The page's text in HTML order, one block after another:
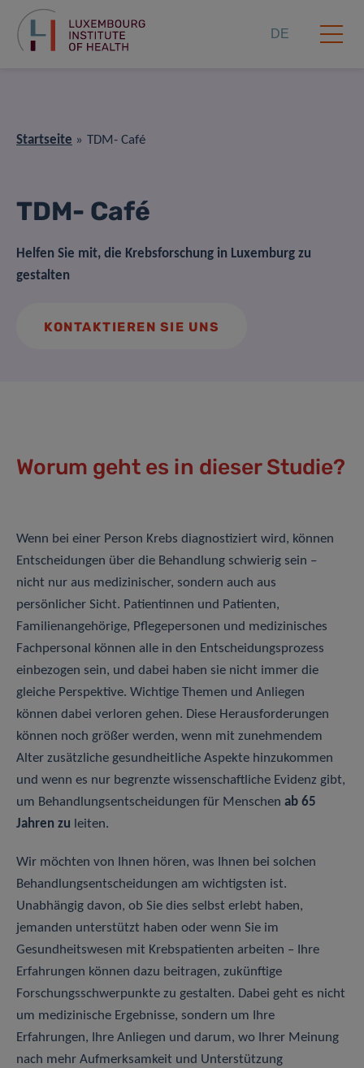
DE
Startseite TDM- Café
TDM- Café
Helfen Sie mit, die Krebsforschung in Luxemburg zu
gestalten
KONTAKTIEREN SIE UNS
Worum geht es in dieser Studie?
Wenn bei einer Person Krebs diagnostiziert wird, können
Entscheidungen über die Behandlung schwierig sein –
nicht nur aus medizinischer, sondern auch aus
persönlicher Sicht. Patientinnen und Patienten,
Familienangehörige, Pflegepersonen und medizinisches
Fachpersonal können alle in den Entscheidungsprozess
einbezogen sein, und dabei haben sie nicht immer die
gleiche Perspektive. Wichtige Themen und Anliegen
können dabei verloren gehen. Diese Herausforderungen
können noch größer werden, wenn mit zunehmendem
Alter zusätzliche gesundheitliche Aspekte hinzukommen
und wenn es nur begrenzte wissenschaftliche Evidenz gibt,
um Behandlungsentscheidungen für Menschen ab 65
Jahren zu leiten.
Wir möchten von Ihnen hören, was Ihnen bei solchen
Behandlungsentscheidungen am wichtigsten ist.
Unabhängig davon, ob Sie dies selbst erlebt haben,
jemanden unterstützt haben oder wenn Sie im
Gesundheitswesen mit Krebspatienten arbeiten – Ihre
Erfahrungen können dazu beitragen, zukünftige
Forschungsschwerpunkte zu gestalten. Dabei geht es nicht
um medizinische Ergebnisse, sondern um Ihre
Erfahrungen, Ihre Anliegen und darum, wo Ihrer Meinung
nach mehr Aufmerksamkeit und Unterstützung